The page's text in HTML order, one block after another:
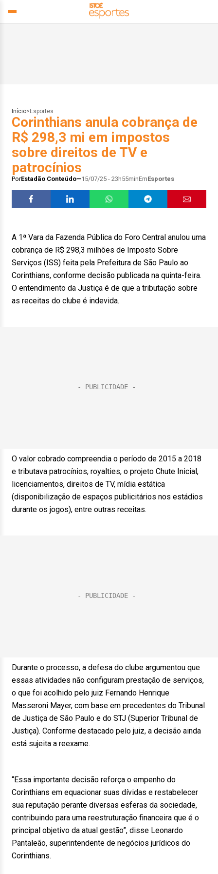
Início> Esportes
Corinthians anula cobrança de
R$ 298,3 mi em impostos
sobre direitos de TV e
patrocínios
PorEstadão Conteúdo 15/07/25 - 23h55minEmEsportes
A 1ª Vara da Fazenda Pública do Foro Central anulou uma
cobrança de R$ 298,3 milhões de Imposto Sobre
Serviços (ISS) feita pela Prefeitura de São Paulo ao
Corinthians, conforme decisão publicada na quinta-feira.
O entendimento da Justiça é de que a tributação sobre
as receitas do clube é indevida.
O valor cobrado compreendia o período de 2015 a 2018
e tributava patrocínios, royalties, o projeto Chute Inicial,
licenciamentos, direitos de TV, mídia estática
(disponibilização de espaços publicitários nos estádios
durante os jogos), entre outras receitas.
Durante o processo, a defesa do clube argumentou que
essas atividades não configuram prestação de serviços,
o que foi acolhido pelo juiz Fernando Henrique
Masseroni Mayer, com base em precedentes do Tribunal
de Justiça de São Paulo e do STJ (Superior Tribunal de
Justiça). Conforme destacado pelo juiz, a decisão ainda
está sujeita a reexame.
“Essa importante decisão reforça o empenho do
Corinthians em equacionar suas dívidas e restabelecer
sua reputação perante diversas esferas da sociedade,
contribuindo para uma reestruturação financeira que é o
principal objetivo da atual gestão”, disse Leonardo
Pantaleão, superintendente de negócios jurídicos do
Corinthians.